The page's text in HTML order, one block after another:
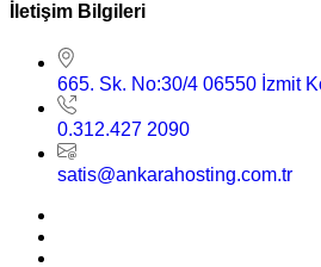
İletişim Bilgileri
665. Sk. No:30/4 06550 İzmit
0.312.427 2090
satis@ankarahosting.com.tr